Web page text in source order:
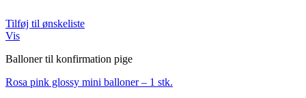
Tilføj til ønskeliste
Vis
Balloner til konfirmation pige
Rosa pink glossy mini balloner – 1 stk.